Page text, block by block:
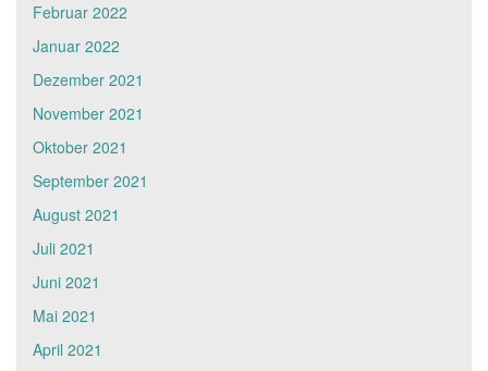
Februar 2022
Januar 2022
Dezember 2021
November 2021
Oktober 2021
September 2021
August 2021
Juli 2021
Juni 2021
Mai 2021
April 2021